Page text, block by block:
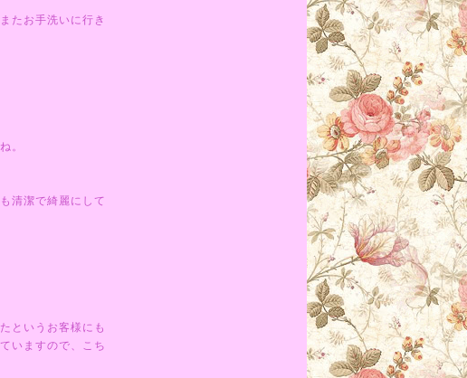
たお手洗いに行き
。
清潔で綺麗にして
というお客様にも
いますので、こち